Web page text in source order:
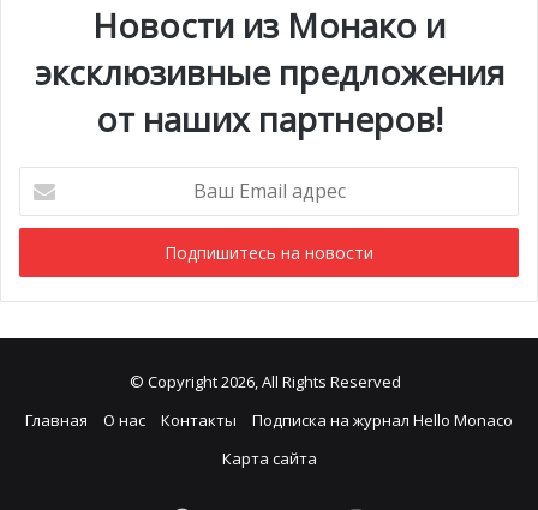
Новости из Монако и
эксклюзивные предложения
от наших партнеров!
Email
адрес
© Copyright 2026, All Rights Reserved
Главная
О нас Контакты
Подписка на журнал Hello Monaco
Карта сайта